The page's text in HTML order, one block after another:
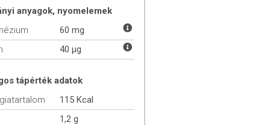
anyagok, nyomelemek
60 mg
40 µg
tápérték adatok
115 Kcal
1,2 g